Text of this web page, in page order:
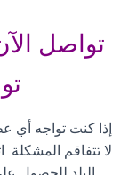
تواصل
إذا كنت تواجه أي
لا تتفاقم